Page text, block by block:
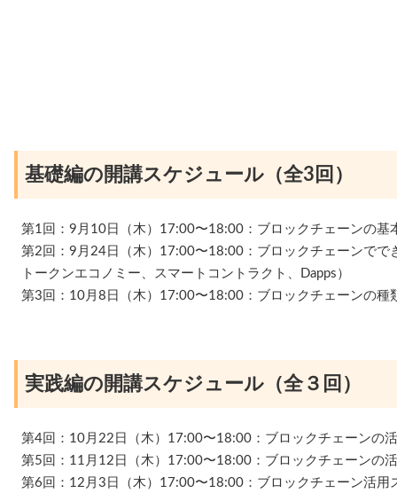
基礎編の開講スケジュール（全3回）
第1回：9月10日（木）17:00〜18:00：ブロックチェーンの基
第2回：9月24日（木）17:00〜18:00：ブロックチェーンでで
トークンエコノミー、スマートコントラクト、Dapps）
第3回：10月8日（木）17:00〜18:00：ブロックチェーンの種
実践編の開講スケジュール（全３回）
第4回：10月22日（木）17:00〜18:00：ブロックチェーンの
第5回：11月12日（木）17:00〜18:00：ブロックチェーンの
第6回：12月3日（木）17:00〜18:00：ブロックチェーン活用